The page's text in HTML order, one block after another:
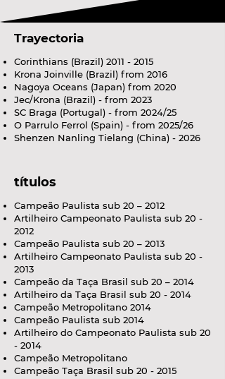
Trayectoria
Corinthians (Brazil) 2011 - 2015
Krona Joinville (Brazil) from 2016
Nagoya Oceans (Japan) from 2020
Jec/Krona (Brazil) - from 2023
SC Braga (Portugal) - from 2024/25
O Parrulo Ferrol (Spain) - from 2025/26
Shenzen Nanling Tielang (China) - 2026
títulos
Campeão Paulista sub 20 – 2012
Artilheiro Campeonato Paulista sub 20 -
2012
Campeão Paulista sub 20 – 2013
Artilheiro Campeonato Paulista sub 20 -
2013
Campeão da Taça Brasil sub 20 – 2014
Artilheiro da Taça Brasil sub 20 - 2014
Campeão Metropolitano 2014
Campeão Paulista sub 2014
Artilheiro do Campeonato Paulista sub 20
- 2014
Campeão Metropolitano
Campeão Taça Brasil sub 20 - 2015